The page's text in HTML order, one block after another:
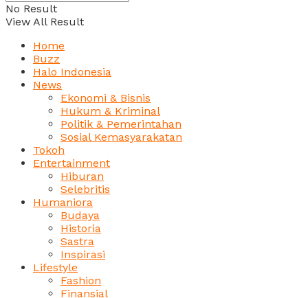
No Result
View All Result
Home
Buzz
Halo Indonesia
News
Ekonomi & Bisnis
Hukum & Kriminal
Politik & Pemerintahan
Sosial Kemasyarakatan
Tokoh
Entertainment
Hiburan
Selebritis
Humaniora
Budaya
Historia
Sastra
Inspirasi
Lifestyle
Fashion
Finansial